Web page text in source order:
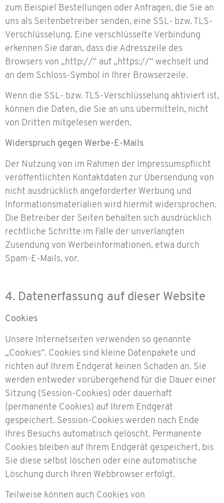
zum Beispiel Bestellungen oder Anfragen, die Sie an
uns als Seitenbetreiber senden, eine SSL- bzw. TLS-
Verschlüsselung. Eine verschlüsselte Verbindung
erkennen Sie daran, dass die Adresszeile des
Browsers von „http://“ auf „https://“ wechselt und
an dem Schloss-Symbol in Ihrer Browserzeile.
Wenn die SSL- bzw. TLS-Verschlüsselung aktiviert ist,
können die Daten, die Sie an uns übermitteln, nicht
von Dritten mitgelesen werden.
Widerspruch gegen Werbe-E-Mails
Der Nutzung von im Rahmen der Impressumspflicht
veröffentlichten Kontaktdaten zur Übersendung von
nicht ausdrücklich angeforderter Werbung und
Informationsmaterialien wird hiermit widersprochen.
Die Betreiber der Seiten behalten sich ausdrücklich
rechtliche Schritte im Falle der unverlangten
Zusendung von Werbeinformationen, etwa durch
Spam-E-Mails, vor.
4. Datenerfassung auf dieser Website
Cookies
Unsere Internetseiten verwenden so genannte
„Cookies“. Cookies sind kleine Datenpakete und
richten auf Ihrem Endgerät keinen Schaden an. Sie
werden entweder vorübergehend für die Dauer einer
Sitzung (Session-Cookies) oder dauerhaft
(permanente Cookies) auf Ihrem Endgerät
gespeichert. Session-Cookies werden nach Ende
Ihres Besuchs automatisch gelöscht. Permanente
Cookies bleiben auf Ihrem Endgerät gespeichert, bis
Sie diese selbst löschen oder eine automatische
Löschung durch Ihren Webbrowser erfolgt.
Teilweise können auch Cookies von